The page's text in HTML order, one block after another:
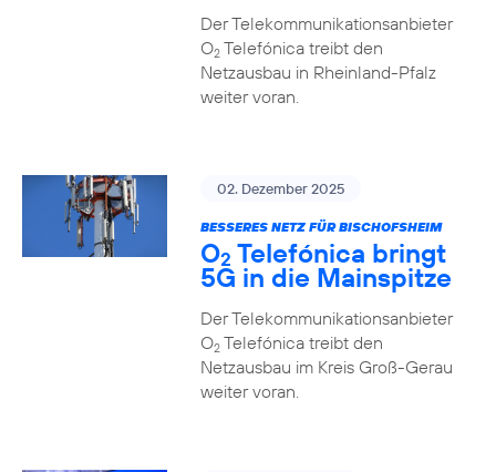
Der Telekommunikationsanbieter
O2Telefónica treibt den
Netzausbau in Rheinland-Pfalz
weiter voran.
02. Dezember 2025
BESSERES NETZ FÜR BISCHOFSHEIM
O2 Telefónica bringt
5G in die Mainspitze
Der Telekommunikationsanbieter
O2Telefónica treibt den
Netzausbau im Kreis Groß-Gerau
weiter voran.